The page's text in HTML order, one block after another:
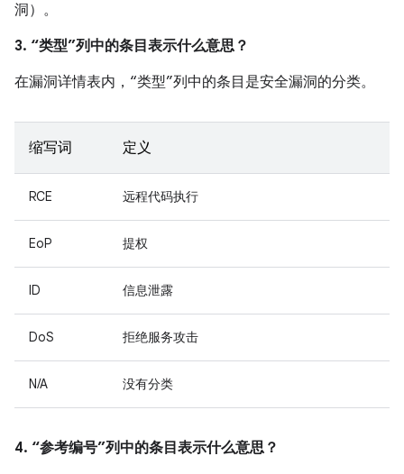
洞）。
3. “类型”列中的条目表示什么意思？
在漏洞详情表内，“类型”列中的条目是安全漏洞的分类。
缩写词 定义
RCE 远程代码执行
EoP 提权
ID 信息泄露
DoS 拒绝服务攻击
N/A 没有分类
4. “参考编号”列中的条目表示什么意思？